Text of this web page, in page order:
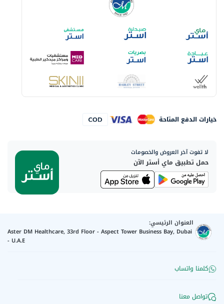
خيارات الدفع المتاحة
لا تفوت آخر العروض والخصومات
حمل تطبيق ماي أستر الآن
العنوان الرئيسي:
Aster DM Healthcare, 33rd Floor - Aspect Tower Business Bay, Dubai
- U.A.E
كلمنا واتساب
تواصل معنا